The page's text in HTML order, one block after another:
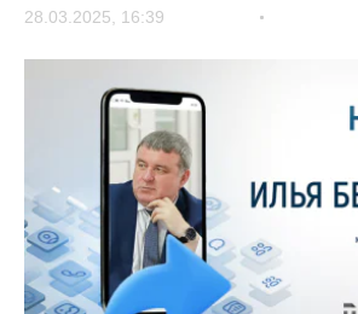
28.03.2025, 16:39